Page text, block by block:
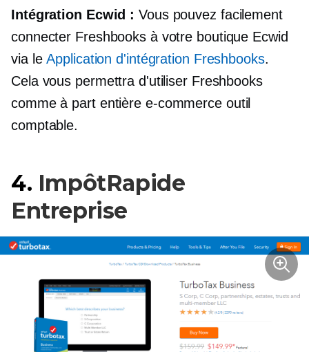
Intégration Ecwid : Vous pouvez facilement
connecter Freshbooks à votre boutique Ecwid
via leApplication d'intégration Freshbooks.
Cela vous permettra d'utiliser Freshbooks
commeà part entière e-commerceoutil
comptable.
4. ImpôtRapide
Entreprise